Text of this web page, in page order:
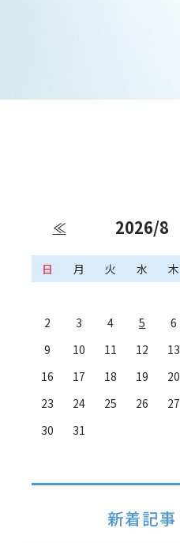
≪ 2026/8
日 月 火 水 木
2
3 4 5 6
9
10 11 12 13
16
17 18 19 20
23
24 25 26 27
30
31
新着記事